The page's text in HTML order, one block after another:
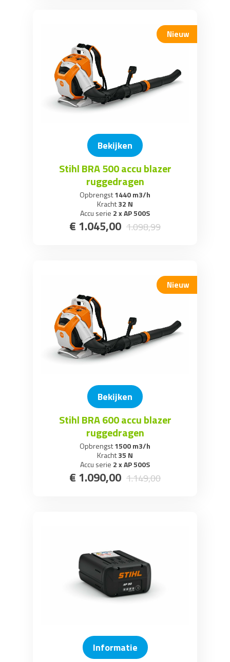
Greenbuster(1)
(4)
Nieuw
Bekijken
Stihl BRA 500 accu blazer
ruggedragen
Opbrengst1440 m3/h
Kracht32 N
Accu serie 2 x AP 500S
€ 1.045,00 1.098,99
Nieuw
Bekijken
Stihl BRA 600 accu blazer
ruggedragen
Opbrengst1500 m3/h
Kracht35 N
Accu serie 2 x AP 500S
€ 1.090,00 1.149,00
Informatie